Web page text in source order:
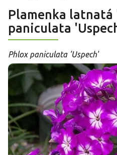
Plamenka latnatá
paniculata
Phlox paniculata 'Uspech'